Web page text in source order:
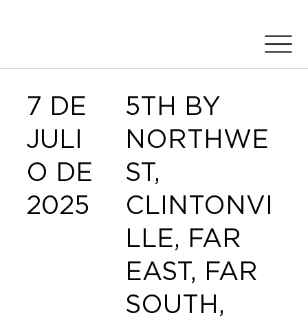
7 DE
JULI
O DE
2025
5TH BY
NORTHWE
ST,
CLINTONVI
LLE, FAR
EAST, FAR
SOUTH,